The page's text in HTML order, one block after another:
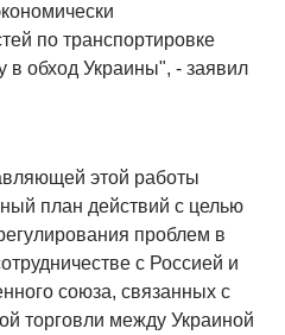
по транспортировке
в обход Украины", - заявил
этой работы
план действий с целью
проблем в
с Россией и
союза, связанных с
торговли между Украиной